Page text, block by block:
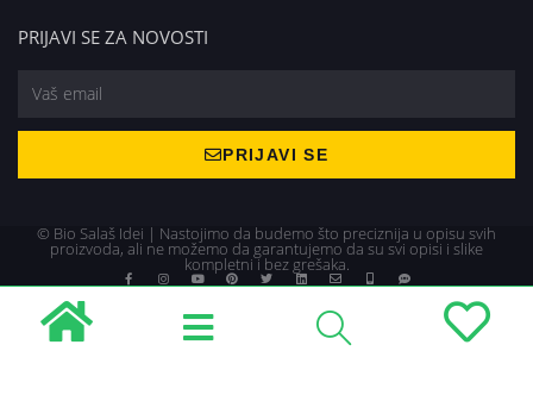
PRIJAVI SE ZA NOVOSTI
PRIJAVI SE
© Bio Salaš Idei | Nastojimo da budemo što preciznija u opisu svih
proizvoda, ali ne možemo da garantujemo da su svi opisi i slike
kompletni i bez grešaka.